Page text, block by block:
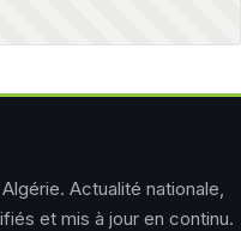
Actualité nationale,
et mis à jour en continu.